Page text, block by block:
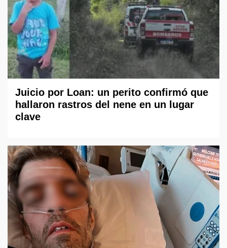
Juicio por Loan: un perito confirmó que
hallaron rastros del nene en un lugar
clave